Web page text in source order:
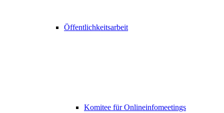
Öffentlichkeitsarbeit
Komitee für Onlineinfomeetings